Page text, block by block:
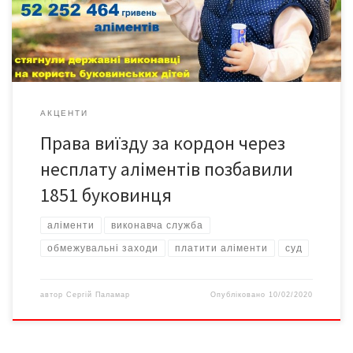
суду про стягнення аліментів. Загалом вдалося стягнути 52
мільйони 252 тисячі 464 гривні на користь 4 тисяч […]
АКЦЕНТИ
Права виїзду за кордон через
несплату аліментів позбавили
1851 буковинця
аліменти виконавча служба
обмежувальні заходи платити аліменти суд
автор Сергій Паламар Опубліковано 10/02/2020